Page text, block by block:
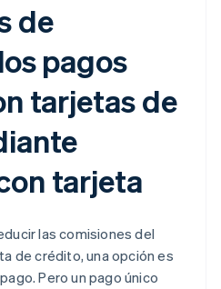
de
pagos
tarjetas de
tarjeta
las comisiones del
de crédito, una opción es
Pero un pago único